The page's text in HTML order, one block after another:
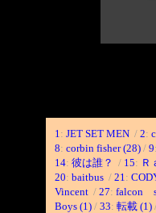
1: JET SET MEN / 2:
8: corbin fisher (28) / 9:
14: 彼は誰？ / 15: Ｒ
20: baitbus / 21:
Vincent / 27: falcon
Boys (1) / 33: 転載 (1)